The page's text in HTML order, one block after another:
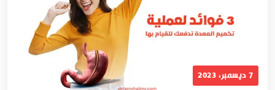
7 ديسمبر، 2023